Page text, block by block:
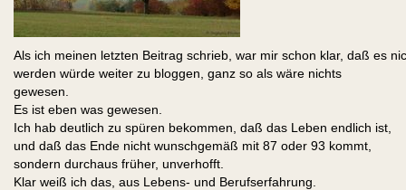
Als ich meinen letzten Beitrag schrieb, war mir schon klar, daß es
werden würde weiter zu bloggen, ganz so als wäre nichts
gewesen.
Es ist eben was gewesen.
Ich hab deutlich zu spüren bekommen, daß das Leben endlich ist,
und daß das Ende nicht wunschgemäß mit 87 oder 93 kommt,
sondern durchaus früher, unverhofft.
Klar weiß ich das, aus Lebens- und Berufserfahrung.